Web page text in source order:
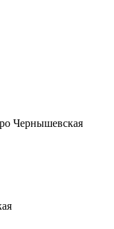
Чернышевская